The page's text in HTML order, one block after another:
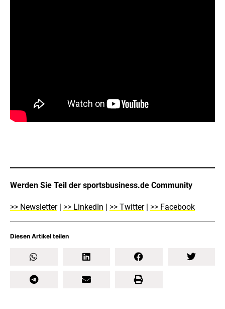
Diesen Artikel teilen
Werden Sie Teil der sportsbusiness.de Community
>> Newsletter| >> LinkedIn | >> Twitter| >> Facebook